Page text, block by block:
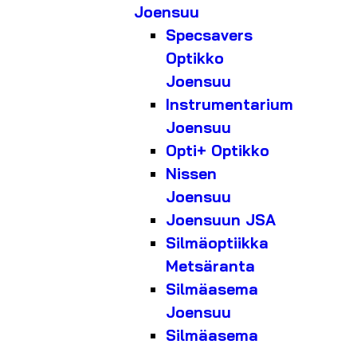
Joensuu
Specsavers
Optikko
Joensuu
Instrumentarium
Joensuu
Opti+ Optikko
Nissen
Joensuu
Joensuun JSA
Silmäoptiikka
Metsäranta
Silmäasema
Joensuu
Silmäasema